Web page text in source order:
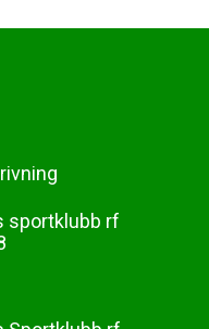
sportklubb rf
88